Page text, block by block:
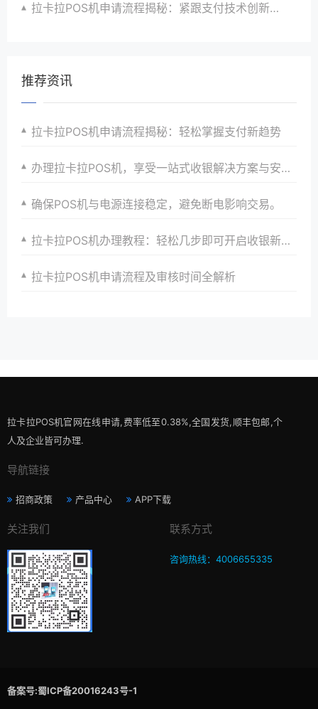
拉卡拉POS机申请流程揭秘：紧跟支付技术创新步伐，抢占市场先机
推荐资讯
拉卡拉POS机申请流程揭秘：轻松掌握支付新趋势
办理拉卡拉POS机，享受一站式收银解决方案与安全保障
确保POS机与电源连接稳定，避免断电影响交易。
拉卡拉POS机办理教程：轻松几步即可开启收银新时代大门以满足商家多样化需求并提升店铺竞争力以及引领支付潮流
拉卡拉POS机申请流程及审核时间全解析
拉卡拉POS机官网在线申请,费率低至0.38%,全国发货,顺丰包邮,个
人及企业皆可办理.
导航链接
招商政策 产品中心 APP下载
关注我们 联系方式
咨询热线：4006655335
备案号:蜀ICP备20016243号-1